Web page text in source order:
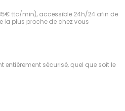
ttc/min), accessible 24h/24 afin de
plus proche de chez vous
entièrement sécurisé, quel que soit le